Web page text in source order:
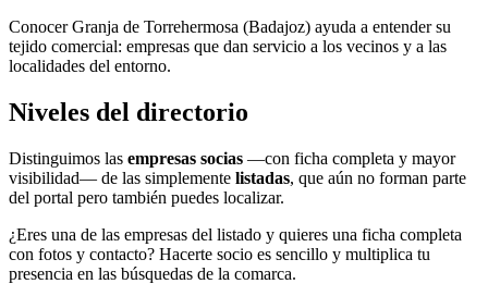
Conocer Granja de Torrehermosa (Badajoz) ayuda a entender su
tejido comercial: empresas que dan servicio a los vecinos y a las
localidades del entorno.
Niveles del directorio
Distinguimos las empresas socias —con ficha completa y mayor
visibilidad— de las simplemente listadas, que aún no forman parte
del portal pero también puedes localizar.
¿Eres una de las empresas del listado y quieres una ficha completa
con fotos y contacto? Hacerte socio es sencillo y multiplica tu
presencia en las búsquedas de la comarca.